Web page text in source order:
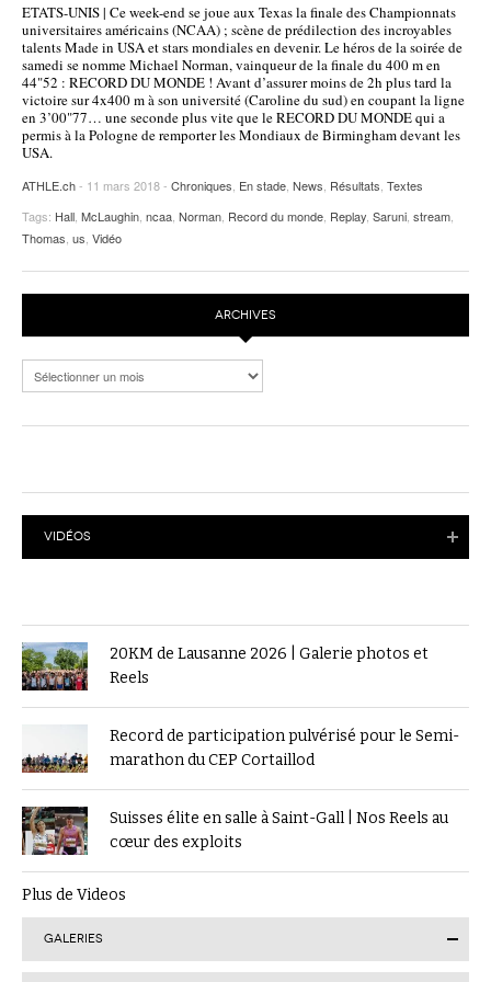
POURQUOI ATHLE.CH ?
ATHLE.CH RÉGIONS | VAUD
HIGHLIGHTS
LIVRES
ETATS-UNIS | Ce week-end se joue aux Texas la finale des Championnats
universitaires américains (NCAA) ; scène de prédilection des incroyables
talents Made in USA et stars mondiales en devenir. Le héros de la soirée de
samedi se nomme Michael Norman, vainqueur de la finale du 400 m en
44"52 : RECORD DU MONDE ! Avant d’assurer moins de 2h plus tard la
victoire sur 4x400 m à son université (Caroline du sud) en coupant la ligne
en 3’00"77… une seconde plus vite que le RECORD DU MONDE qui a
permis à la Pologne de remporter les Mondiaux de Birmingham devant les
USA.
ATHLE.ch- 11 mars 2018 - Chroniques En stade News Résultats Textes
Tags: Hall McLaughin ncaa Norman Record du monde Replay Saruni stream
Thomas us Vidéo
ARCHIVES
Archives
VIDÉOS
20KM de Lausanne 2026 | Galerie photos et
Reels
Record de participation pulvérisé pour le Semi-
marathon du CEP Cortaillod
Suisses élite en salle à Saint-Gall | Nos Reels au
cœur des exploits
Plus de Videos
GALERIES